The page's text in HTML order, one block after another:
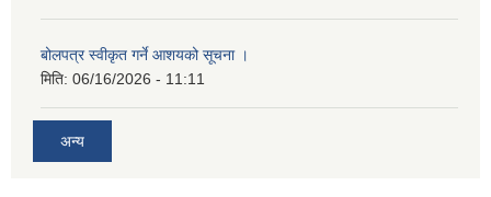
बोलपत्र स्वीकृत गर्ने आशयको सूचना ।
मिति: 06/16/2026 - 11:11
अन्य